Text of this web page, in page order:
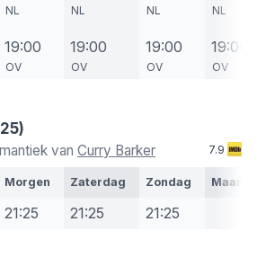
NL
19:00
OV
NL
19:00
OV
NL
19:00
OV
NL
19:00
OV
van Curry Barker 7.9
Morgen Zaterdag Zondag Maandag
21:25 21:25 21:25